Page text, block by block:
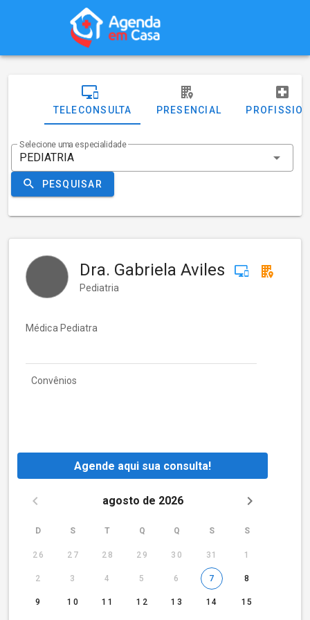
TELECONSULTA PRESENCIAL
Selecione uma especialidade
PESQUISAR
Dra. Gabriela Aviles
Pediatria
Médica Pediatra
Convênios
Agende aqui sua consulta!
agosto de 2026
D S T Q Q S S
26 27 28 29 30 31 1
2 3 4 5 6 7 8
9 10 11 12 13 14 15